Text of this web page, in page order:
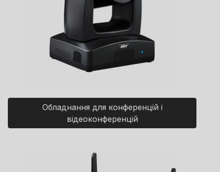
Обладнання для конференцій і
відеоконференцій